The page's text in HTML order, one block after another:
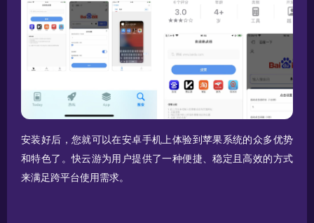
安装好后，您就可以在安卓手机上体验到苹果系统的众多优势
和特色了。快云游为用户提供了一种便捷、稳定且高效的方式
来满足跨平台使用需求。